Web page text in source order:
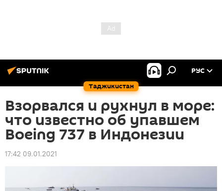
Таджикистан
РУС
Взорвался и рухнул в море:
что известно об упавшем
Boeing 737 в Индонезии
17:42 09.01.2021